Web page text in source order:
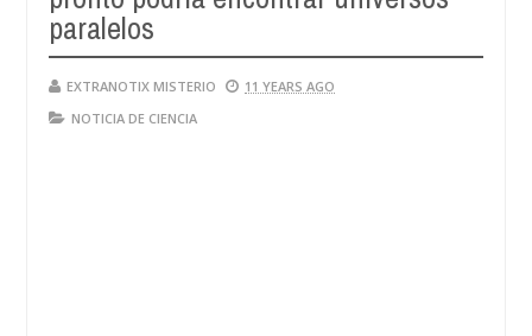
paralelos
EXTRANOTIX MISTERIO
11 YEARS AGO
NOTICIA DE CIENCIA